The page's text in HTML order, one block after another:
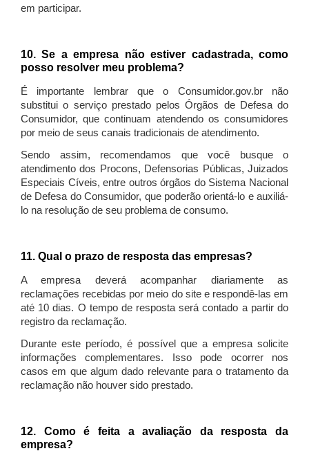
em participar.
10. Se a empresa não estiver cadastrada, como
posso resolver meu problema?
É importante lembrar que o Consumidor.gov.br não
substitui o serviço prestado pelos Órgãos de Defesa do
Consumidor, que continuam atendendo os consumidores
por meio de seus canais tradicionais de atendimento.
Sendo assim, recomendamos que você busque o
atendimento dos Procons, Defensorias Públicas, Juizados
Especiais Cíveis, entre outros órgãos do Sistema Nacional
de Defesa do Consumidor, que poderão orientá-lo e auxiliá-
lo na resolução de seu problema de consumo.
11. Qual o prazo de resposta das empresas?
A empresa deverá acompanhar diariamente as
reclamações recebidas por meio do site e respondê-las em
até 10 dias. O tempo de resposta será contado a partir do
registro da reclamação.
Durante este período, é possível que a empresa solicite
informações complementares. Isso pode ocorrer nos
casos em que algum dado relevante para o tratamento da
reclamação não houver sido prestado.
12. Como é feita a avaliação da resposta da
empresa?